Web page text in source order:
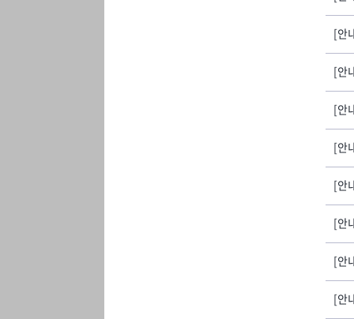
[안
[안
[안
[안
[안
[안
[안